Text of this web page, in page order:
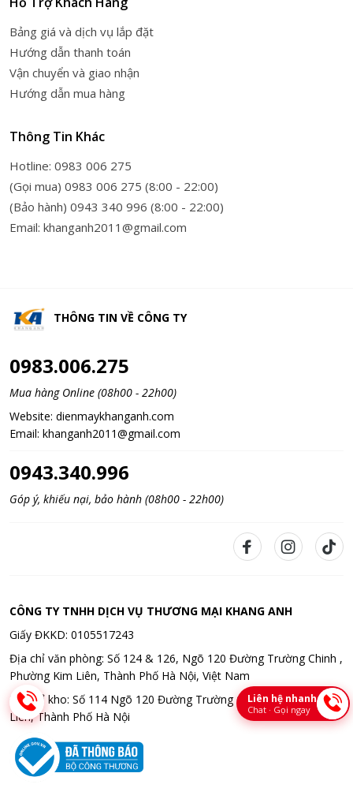
Bảng giá và dịch vụ lắp đặt
Hướng dẫn thanh toán
Vận chuyển và giao nhận
Hướng dẫn mua hàng
Thông Tin Khác
Hotline: 0983 006 275
(Gọi mua) 0983 006 275 (8:00 - 22:00)
(Bảo hành) 0943 340 996 (8:00 - 22:00)
Email: khanganh2011@gmail.com
THÔNG TIN VỀ CÔNG TY
0983.006.275
Mua hàng Online (08h00 - 22h00)
Website: dienmaykhanganh.com
Email: khanganh2011@gmail.com
0943.340.996
Góp ý, khiếu nại, bảo hành (08h00 - 22h00)
CÔNG TY TNHH DỊCH VỤ THƯƠNG MẠI KHANG ANH
Giấy ĐKKD: 0105517243
Địa chỉ văn phòng: Số 124 & 126, Ngõ 120 Đường Trường Chinh ,
Phường Kim Liên, Thành Phố Hà Nội, Việt Nam
Địa chỉ kho: Số 114 Ngõ 120 Đường Trường Chinh , Phường Kim
Liên, Thành Phố Hà Nội
Liên hệ nhanh
Chat · Gọi ngay